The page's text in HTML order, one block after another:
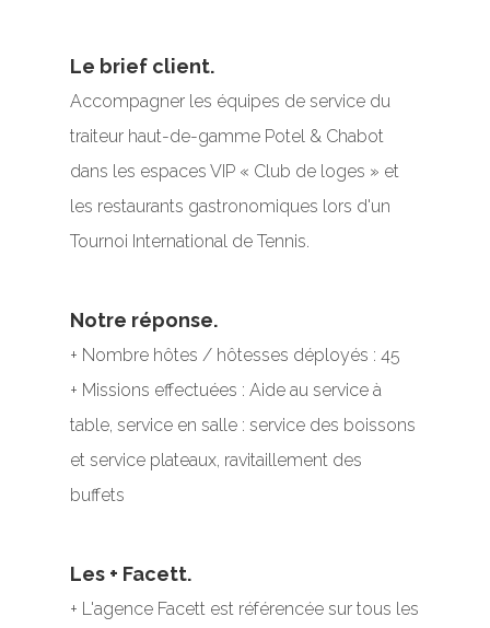
Le brief client.
Accompagner les équipes de service du
traiteur haut-de-gamme Potel & Chabot
dans les espaces VIP « Club de loges » et
les restaurants gastronomiques lors d'un
Tournoi International de Tennis.
Notre réponse.
+ Nombre hôtes / hôtesses déployés : 45
+ Missions effectuées : Aide au service à
table, service en salle : service des boissons
et service plateaux, ravitaillement des
buffets
Les + Facett.
+ L'agence Facett est référencée sur tous les